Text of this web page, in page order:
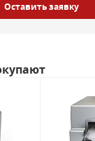
Оставить заявку